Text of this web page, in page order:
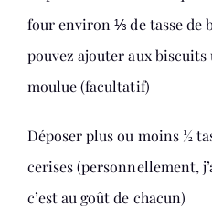
four environ ⅓ de tasse de
pouvez ajouter aux
moulue (facultatif)
Déposer plus ou moins ½
cerises (personnellement,
c’est au goût de chacun)